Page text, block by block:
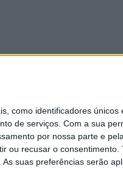
como identificadores
de serviços. Com a sua
por nossa parte e
ou recusar o consentimento.
suas preferências serão